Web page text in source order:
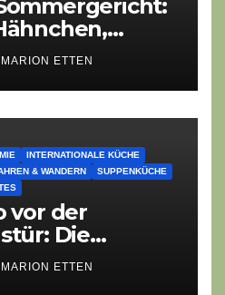
Salat
MARION ETTEN
INTERNATIONALE KÜCHE
& WANDERN
SUPPENKÜCHE
vor der
Die
DNA
Eiche“
MARION ETTEN